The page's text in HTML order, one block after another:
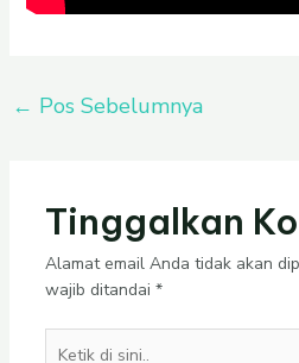
← Pos Sebelumnya
Tinggalkan
Alamat email Anda tidak akan
wajib ditandai *